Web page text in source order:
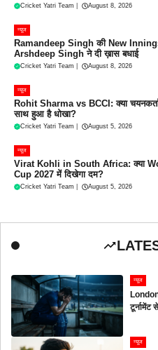
Cricket Yatri Team August 8, 2026
न्यूज
Ramandeep Singh की New
Arshdeep Singh ने दी ख़ास बधाई
Cricket Yatri Team August 8, 2026
न्यूज
Rohit Sharma vs BCCI: क्या
साथ हुआ है धोखा?
Cricket Yatri Team August 5, 2026
न्यूज
Virat Kohli in South Africa: क्या
Cup 2027 में दिखेगा दम?
Cricket Yatri Team August 5, 2026
न्यूज
टूर्नामेंट
न्यूज